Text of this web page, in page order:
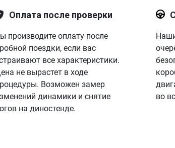
Оплата после проверки
производите оплату после
поездки, если вас
все характеристики.
не вырастет в ходе
Возможен замер
динамики и снятие
на диностенде.
во